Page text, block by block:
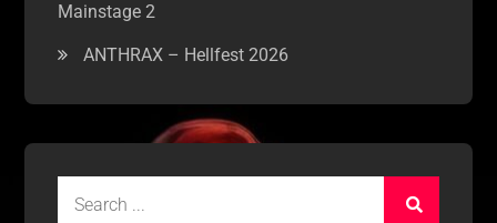
Mainstage 2
ANTHRAX – Hellfest 2026